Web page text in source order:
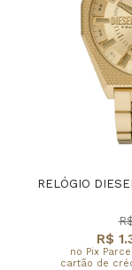
RELÓGIO
R$
no Pix
cartão de